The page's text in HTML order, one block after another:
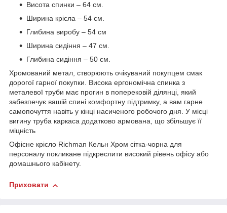
Висота спинки – 64 см.
Ширина крісла – 54 см.
Глибина виробу – 54 см
Ширина сидіння – 47 см.
Глибина сидіння – 50 см.
Хромований метал, створюють очікуваний покупцем смак
дорогої гарної покупки. Висока ергономічна спинка з
металевої труби має прогин в поперековій ділянці, який
забезпечує вашій спині комфортну підтримку, а вам гарне
самопочуття навіть у кінці насиченого робочого дня. У місці
вигину труба каркаса додатково армована, що збільшує її
міцність
Офісне крісло Richman Кельн Хром сітка-чорна для
персоналу покликане підкреслити високий рівень офісу або
домашнього кабінету.
Приховати